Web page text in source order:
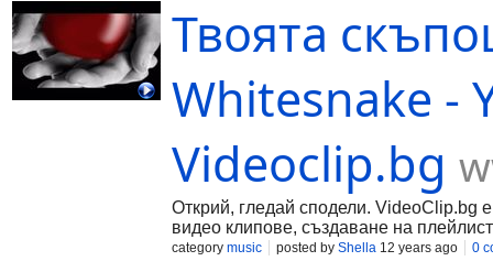
Твоята
Whitesnake -
Videoclip.bg
Открий, гледай сподели. VideoClip.bg
видео клипове, създаване на
category music posted by Shella 12 years ago 0